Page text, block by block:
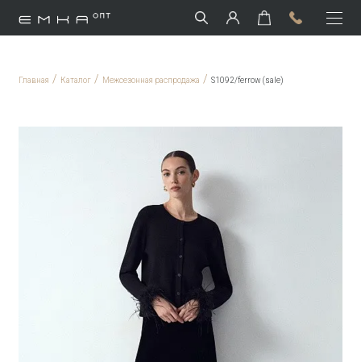
Главная / Каталог / Межсезонная распродажа / S1092/ferrow (sale)